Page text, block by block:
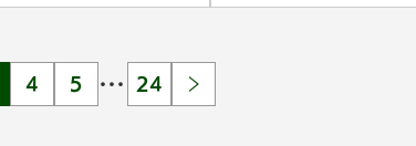
4 5 … 24